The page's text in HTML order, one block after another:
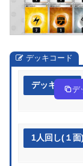
デッキコード
デッキ作成 デ
1人回し(１面)